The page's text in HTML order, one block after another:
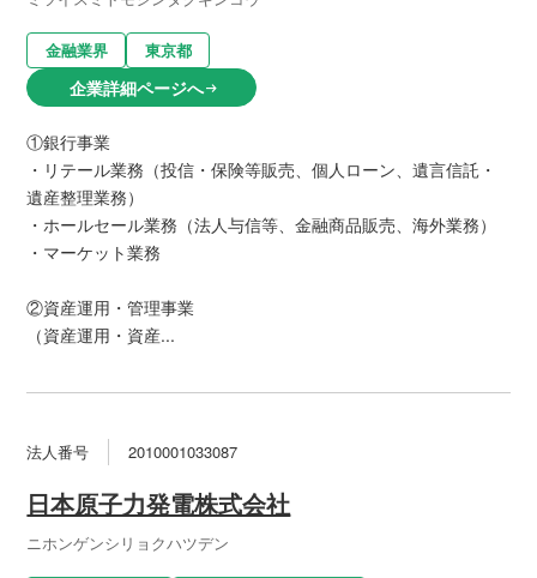
金融業界 東京都
企業詳細ページへarrow_right_alt
①銀行事業
・リテール業務（投信・保険等販売、個人ローン、遺言信託・
遺産整理業務）
・ホールセール業務（法人与信等、金融商品販売、海外業務）
・マーケット業務
②資産運用・管理事業
（資産運用・資産...
法人番号 2010001033087
日本原子力発電株式会社
ニホンゲンシリョクハツデン